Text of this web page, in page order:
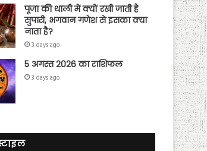
पूजा की थाली में क्यों रखी जाती है
सुपारी, भगवान गणेश से इसका क्या
नाता है?
3 days ago
5 अगस्त 2026 का राशिफल
3 days ago